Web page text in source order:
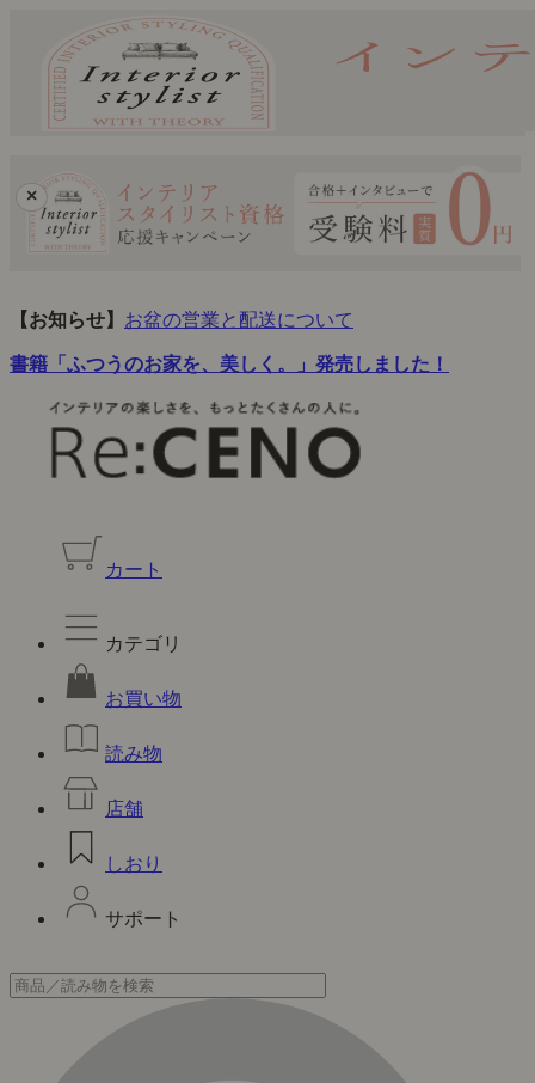
×
【お知らせ】 お盆の営業と配送について
書籍「ふつうのお家を、美しく。」発売しました！
カート
カテゴリ
お買い物
読み物
店舗
しおり
サポート